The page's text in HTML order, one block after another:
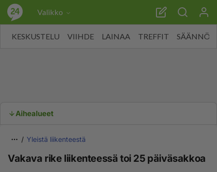
Valikko
KESKUSTELU VIIHDE LAINAA TREFFIT SÄÄNNÖT
Aihealueet
Yleistä liikenteestä
Vakava rike liikenteessä toi 25 päiväsakkoa